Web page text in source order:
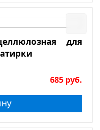
для
685 руб.